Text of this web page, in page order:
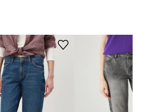
ROZMERY
Pozrite si rozmery produktu